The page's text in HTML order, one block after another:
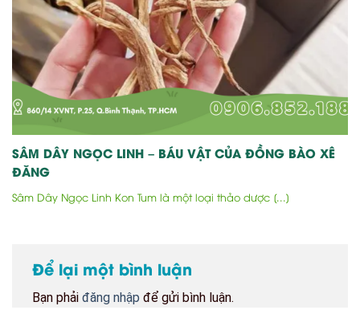
SÂM DÂY NGỌC LINH – BÁU VẬT CỦA ĐỒNG BÀO XÊ
ĐĂNG
Sâm Dây Ngọc Linh Kon Tum là một loại thảo dược [...]
Để lại một bình luận
Bạn phải đăng nhập để gửi bình luận.